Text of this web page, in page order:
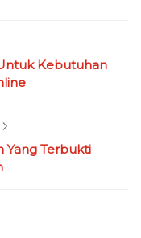
Kebutuhan
Yang Terbukti